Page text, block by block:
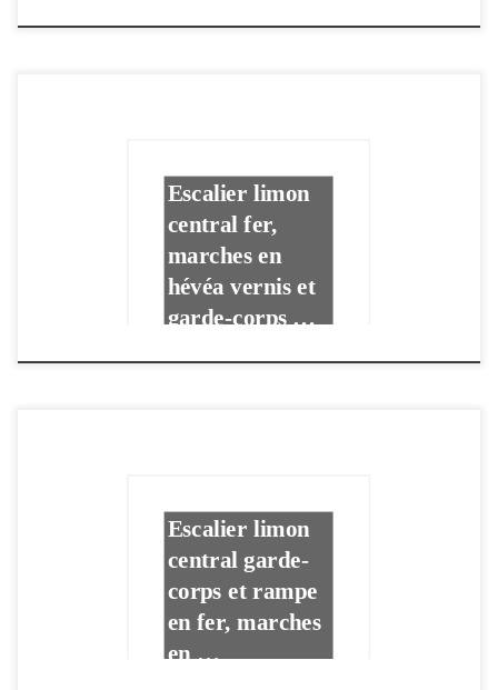
Escalier limon
central fer,
marches en
hévéa vernis et
garde-corps …
Escalier limon
central garde-
corps et rampe
en fer, marches
en …